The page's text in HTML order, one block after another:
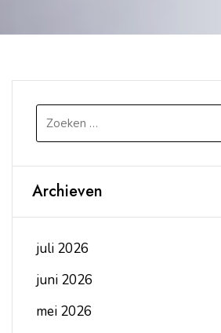
Zoeken
naar:
Archieven
juli 2026
juni 2026
mei 2026